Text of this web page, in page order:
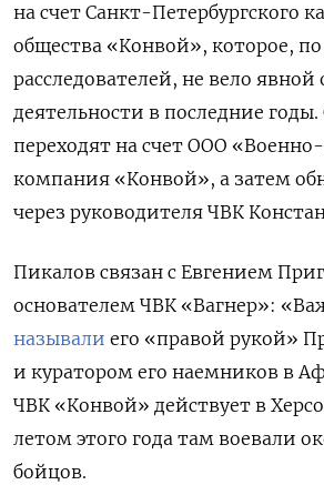
на счет Санкт-Петербургского
общества «Конвой», которое,
расследователей, не вело
деятельности в последние
переходят на счет ООО
компания «Конвой», а затем
через руководителя ЧВК
Пикалов связан с Евгением
основателем ЧВК «Вагнер»:
называли его «правой рукой»
и куратором его наемников в
ЧВК «Конвой» действует в
летом этого года там воевали
бойцов.